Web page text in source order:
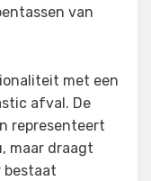
van
met een
afval. De
representeert
maar draagt
bestaat